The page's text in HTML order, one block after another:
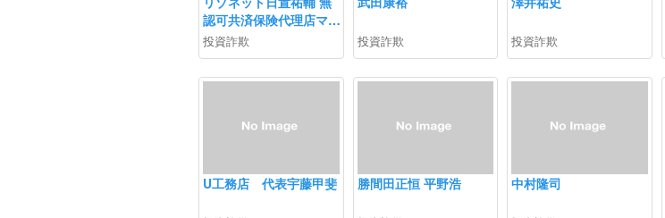
認可共済保険代理店マル
チ商法 ネクストエイド
勧誘注意
投資詐欺 投資詐欺 投資詐欺
U工務店 代表宇藤甲斐 勝間田正恒 平野浩 中村隆司